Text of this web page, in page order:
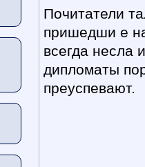
Почитатели
пришедши е
всегда несла
дипломаты
преуспевают.